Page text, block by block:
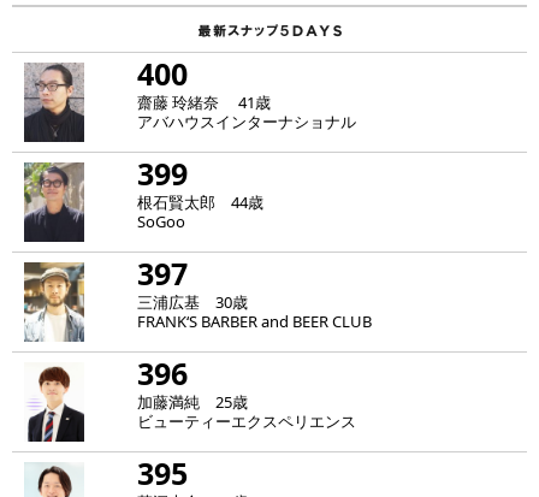
400
齋藤 玲緒奈 41歳
アバハウスインターナショナル
399
根石賢太郎 44歳
SoGoo
397
三浦広基 30歳
FRANK‘S BARBER and BEER CLUB
396
加藤満純 25歳
ビューティーエクスペリエンス
395